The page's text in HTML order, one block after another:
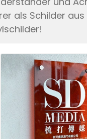
als Schilder